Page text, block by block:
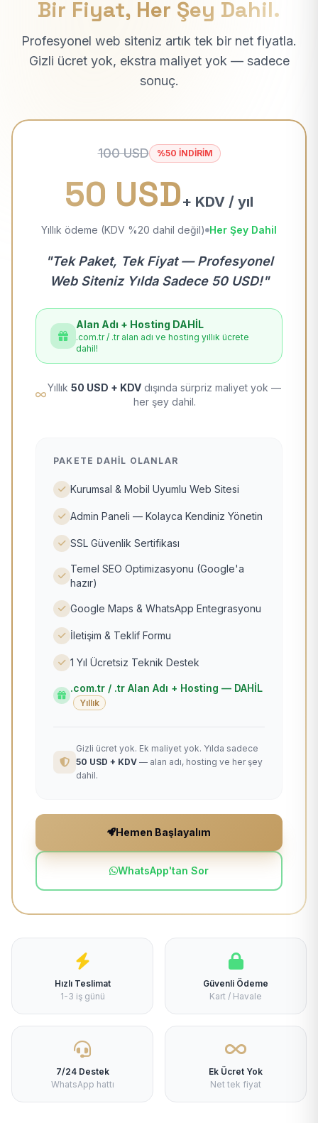
Bir Fiyat, Her Şey Dahil.
Profesyonel web siteniz artık tek bir net fiyatla.
Gizli ücret yok, ekstra maliyet yok — sadece
sonuç.
100 USD %50 İNDİRİM
50 USD+ KDV / yıl
Yıllık ödeme (KDV %20 dahil değil) Her Şey Dahil
"Tek Paket, Tek Fiyat — Profesyonel
Web Siteniz Yılda Sadece 50 USD!"
Alan Adı + Hosting DAHİL
.com.tr / .tr alan adı ve hosting yıllık ücrete
dahil!
Yıllık 50 USD + KDV dışında sürpriz maliyet yok —
her şey dahil.
PAKETE DAHIL OLANLAR
Kurumsal & Mobil Uyumlu Web Sitesi
Admin Paneli — Kolayca Kendiniz Yönetin
SSL Güvenlik Sertifikası
Temel SEO Optimizasyonu (Google'a
hazır)
Google Maps & WhatsApp Entegrasyonu
İletişim & Teklif Formu
1 Yıl Ücretsiz Teknik Destek
.com.tr / .tr Alan Adı + Hosting — DAHİL
Yıllık
Gizli ücret yok. Ek maliyet yok. Yılda sadece
50 USD + KDV — alan adı, hosting ve her şey
dahil.
Hemen Başlayalım
WhatsApp'tan Sor
Hızlı Teslimat
1-3 iş günü
Güvenli Ödeme
Kart / Havale
7/24 Destek
WhatsApp hattı
Ek Ücret Yok
Net tek fiyat